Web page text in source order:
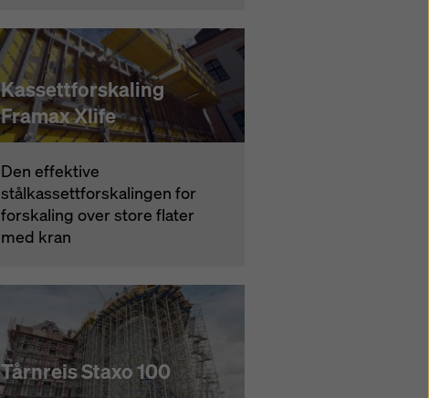
Kassettforskaling
Framax Xlife
Den effektive
stålkassettforskalingen for
forskaling over store flater
med kran